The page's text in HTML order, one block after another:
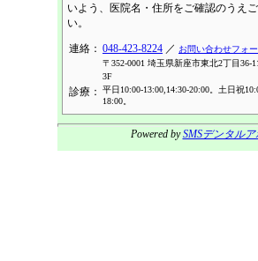
いよう、医院名・住所をご確認のうえ
い。
連絡： 048-423-8224 ／ お問い合わせフォ
〒352-0001 埼玉県新座市東北2丁目36-
3F
診療：
平日10:00-13:00,14:30-20:00。土日祝
18:00。
Powered bySMSデンタルア